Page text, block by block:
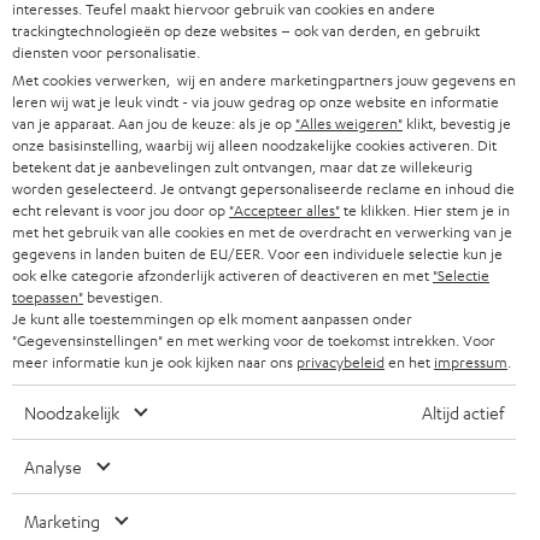
w
s
b
r
i
e
f
HIFI-SPEAKERS
SMART HOME
BLUETOOTH
KOPTELEFOONS
BLUETOOTH KOPTELEFOONS
COMPLETE SETS
SPEAKERS
ULTIMA
IN-EAR
FANSHOP
PERS & MARKETING
B2B
PARTNERPROGRAMMA
BLOG
NEWSLETTER
STORES
TEUFEL VOORDELEN
TEUFEL STORY
OOSTENRIJK
ZWITSERLAND
NEDERLAND
BELGIË
FRANKRIJK
POLEN
ITALIË
'Kennelijke' (typ)fouten voorbehouden. De op de foto's afgebeelde
accessoires zijn niet bij de levering inbegrepen. Eventuele
interesses. Teufel maakt hiervoor gebruik van cookies en andere
trackingtechnologieën op deze websites – ook van derden, en gebruikt
diensten voor personalisatie.
Met cookies verwerken, wij en andere marketingpartners jouw gegevens en
leren wij wat je leuk vindt - via jouw gedrag op onze website en informatie
van je apparaat. Aan jou de keuze: als je op "Alles weigeren" klikt, bevestig je
onze basisinstelling, waarbij wij alleen noodzakelijke cookies activeren. Dit
betekent dat je aanbevelingen zult ontvangen, maar dat ze willekeurig
worden geselecteerd. Je ontvangt gepersonaliseerde reclame en inhoud die
echt relevant is voor jou door op "Accepteer alles"te klikken. Hier stem je in
met het gebruik van alle cookies en met de overdracht en verwerking van je
gegevens in landen buiten de EU/EER. Voor een individuele selectie kun je
ook elke categorie afzonderlijk activeren of deactiveren en met "Selectie
toepassen" bevestigen.
Je kunt alle toestemmingen op elk moment aanpassen onder
"Gegevensinstellingen" en met werking voor de toekomst intrekken. Voor
meer informatie kun je ook kijken naar ons privacybeleiden het impressum
Noodzakelijk Altijd actief
Analyse
Marketing